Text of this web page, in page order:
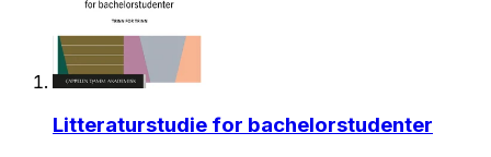
Litteraturstudie for bachelorstudenter